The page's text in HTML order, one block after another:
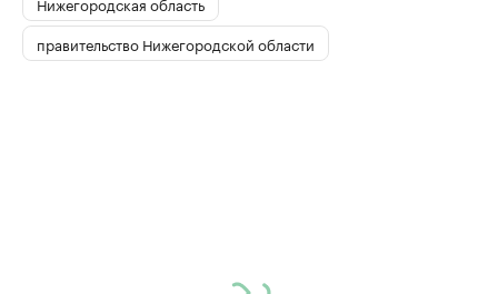
правительство Нижегородской области